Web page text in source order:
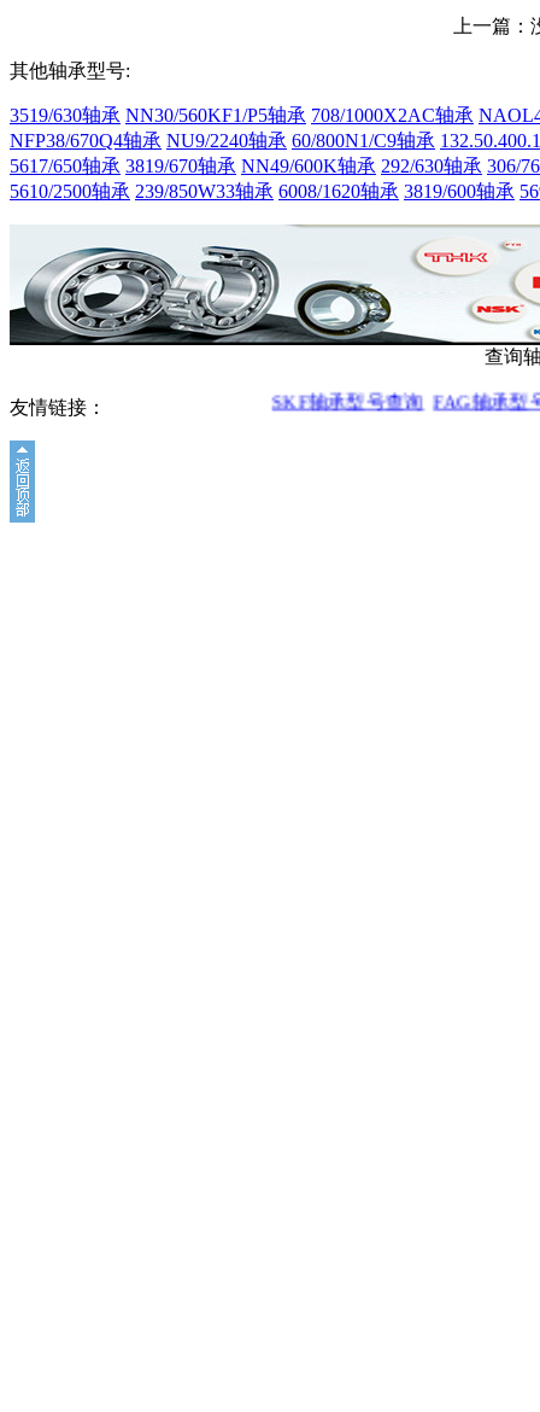
上一篇
其他轴承型号:
3519/630轴承 NN30/560KF1/P5轴承 708/1000X2AC轴承
NFP38/670Q4轴承 NU9/2240轴承 60/800N1/C9轴承
5617/650轴承 3819/670轴承 NN49/600K轴承 292/630轴承 306/
5610/2500轴承 239/850W33轴承 6008/1620轴承 3819/600轴承
查询
友情链接： SKF轴承型号查询 FAG轴承型